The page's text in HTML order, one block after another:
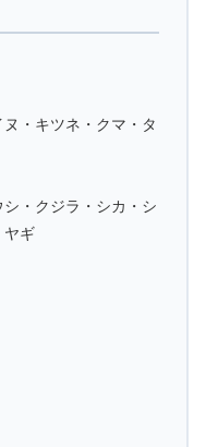
・キツネ・クマ・タ
・クジラ・シカ・シ
ヤギ